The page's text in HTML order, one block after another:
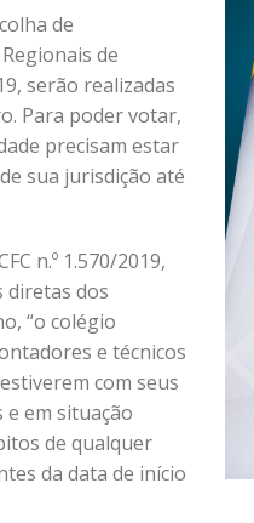
de
de
serão realizadas
Para poder votar,
precisam estar
sua jurisdição até
n.º 1.570/2019,
diretas dos
“o colégio
e técnicos
com seus
e em situação
de qualquer
da data de início